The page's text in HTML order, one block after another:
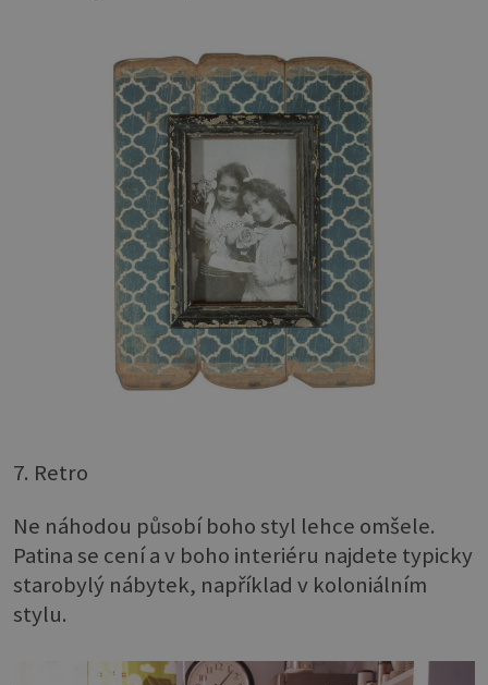
7. Retro
Ne náhodou působí boho styl lehce omšele.
Patina se cení a v boho interiéru najdete typicky
starobylý nábytek, například v koloniálním
stylu.